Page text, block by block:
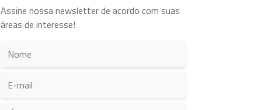
Assine nossa newsletter de acordo com suas
áreas de interesse!